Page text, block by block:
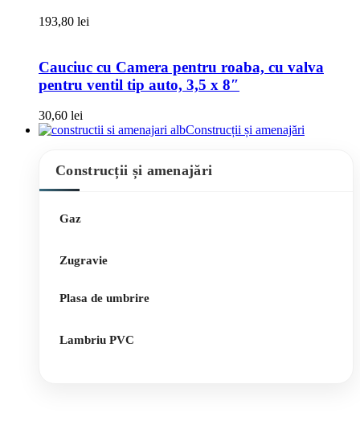
193,80 lei
Cauciuc cu Camera pentru roaba, cu valva
pentru ventil tip auto, 3,5 x 8″
30,60 lei
Construcții și amenajări
Construcții și amenajări
Gaz
Zugravie
Plasa de umbrire
Lambriu PVC